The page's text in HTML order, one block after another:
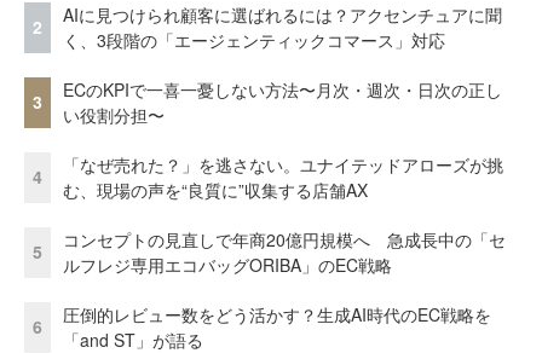
2
AIに見つけられ顧客に選ばれるには？アクセンチュアに聞
く、3段階の「エージェンティックコマース」対応
3
ECのKPIで一喜一憂しない方法〜月次・週次・日次の正し
い役割分担〜
4
「なぜ売れた？」を逃さない。ユナイテッドアローズが挑
む、現場の声を“良質に”収集する店舗AX
5
コンセプトの見直しで年商20億円規模へ 急成長中の「セ
ルフレジ専用エコバッグORIBA」のEC戦略
6
圧倒的レビュー数をどう活かす？生成AI時代のEC戦略を
「and ST」が語る